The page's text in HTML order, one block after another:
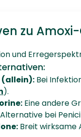
zu
und
(allein): Bei
).
Eine andere
Alternative bei
Breit wirksame